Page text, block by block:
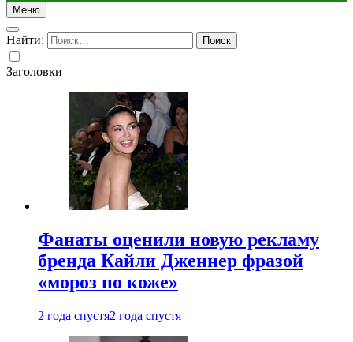
Меню
Найти:
Заголовки
Фанаты оценили новую рекламу
бренда Кайли Дженнер фразой
«мороз по коже»
2 года спустя2 года спустя